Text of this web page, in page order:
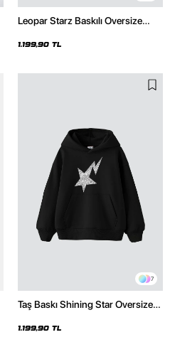
Leopar Starz Baskılı Oversize
1.199,90 TL
7
Taş Baskı Shining Star Oversize
1.199,90 TL